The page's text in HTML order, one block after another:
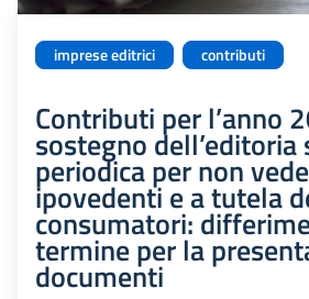
imprese editrici contributi
Contributi per l’anno
sostegno dell’editoria
periodica per non
ipovedenti e a tutela
consumatori:
termine per la
documenti